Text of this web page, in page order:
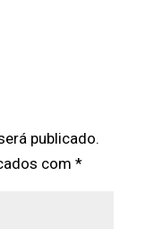
publicado.
com *